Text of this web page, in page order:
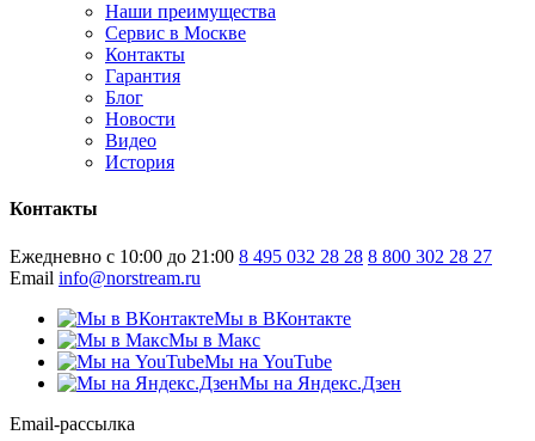
Наши преимущества
Сервис в Москве
Контакты
Гарантия
Блог
Новости
Видео
История
Контакты
Ежедневно с 10:00 до 21:00 8 495 032 28 28 8 800 302 28 27
Email info@norstream.ru
Мы в ВКонтакте
Мы в Макс
Мы на YouTube
Мы на Яндекс.Дзен
Email-рассылка